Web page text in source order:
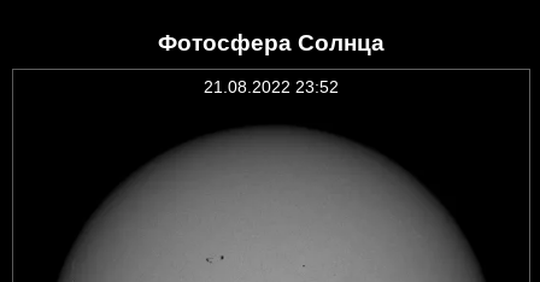
Фотосфера Солнца
21.08.2022 23:52